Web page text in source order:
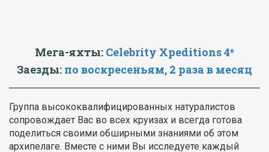
Мега-яхты: Celebrity Xpeditions 4*
Заезды: по воскресеньям, 2 раза в месяц
Группа высококвалифицированных натуралистов
сопровождает Вас во всех круизах и всегда готова
поделиться своими обширными знаниями об этом
архипелаге. Вместе с ними Вы исследуете каждый